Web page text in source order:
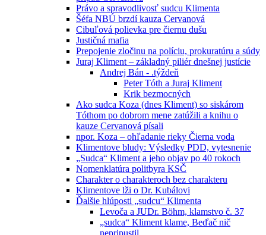
Právo a spravodlivosť sudcu Klimenta
Šéfa NBÚ brzdí kauza Cervanová
Cibuľová polievka pre čiernu dušu
Justičná mafia
Prepojenie zločinu na políciu, prokuratúru a súdy
Juraj Kliment – základný piliér dnešnej justície
Andrej Bán - .týždeň
Peter Tóth a Juraj Kliment
Krik bezmocných
Ako sudca Koza (dnes Kliment) so siskárom
Tóthom po dobrom mene zatúžili a knihu o
kauze Cervanová písali
npor. Koza – ohľadanie rieky Čierna voda
Klimentove bludy: Výsledky PDD, vytesnenie
„Sudca“ Kliment a jeho objav po 40 rokoch
Nomenklatúra politbyra KSČ
Charakter o charakteroch bez charakteru
Klimentove lži o Dr. Kubálovi
Ďalšie hlúposti „sudcu“ Klimenta
Levoča a JUDr. Böhm, klamstvo č. 37
„sudca“ Kliment klame, Beďač nič
nepripustil